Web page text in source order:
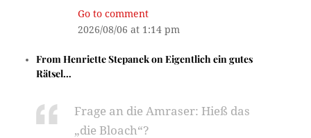
Go to comment
2026/08/06 at 1:14 pm
FromHenriette StepanekonEigentlich ein gutes
Rätsel…
Frage an die Amraser: Hieß das
„die Bloach“?